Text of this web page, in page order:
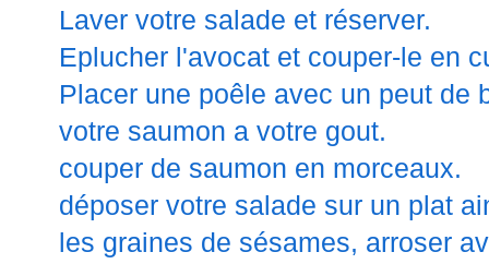
Laver votre salade et réserver.
Eplucher l'avocat et couper-le en
Placer une poêle avec un peut de
votre saumon a votre gout.
couper de saumon en morceaux.
déposer votre salade sur un plat
les graines de sésames, arroser